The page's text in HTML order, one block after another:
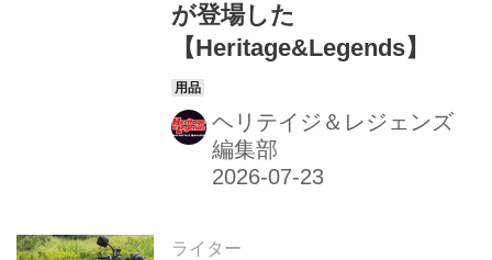
が登場した
【Heritage&Legends】
ヘリテイジ＆レジェンズ
編集部
ライター